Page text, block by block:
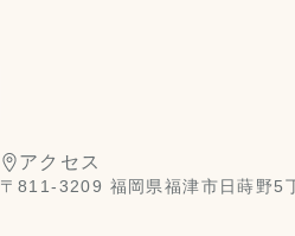
アクセス
〒811-3209 福岡県福津市日蒔野5